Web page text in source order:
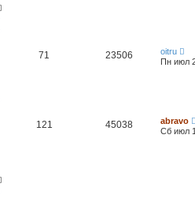
71 23506
oitru
Пн июл
121 45038
abravo
Сб июл